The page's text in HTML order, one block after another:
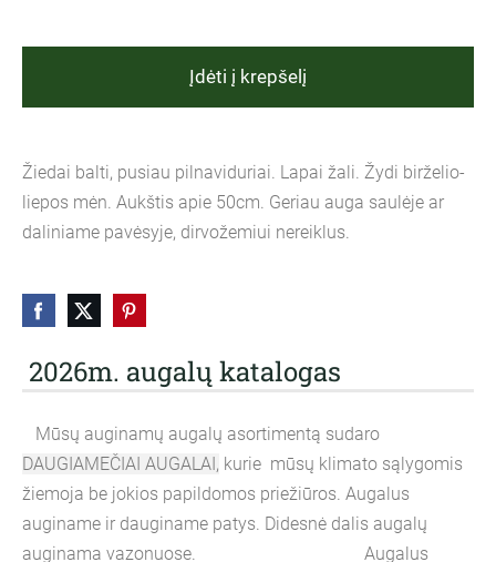
2026m. augalų katalogas
Mūsų auginamų augalų asortimentą sudaro
DAUGIAMEČIAI AUGALAI, kurie mūsų klimato sąlygomis
žiemoja be jokios papildomos priežiūros. Augalus
auginame ir dauginame patys. Didesnė dalis augalų
auginama vazonuose. Augalus
Įdėti į krepšelį
Žiedai balti, pusiau pilnaviduriai. Lapai žali. Žydi birželio-
liepos mėn. Aukštis apie 50cm. Geriau auga saulėje ar
daliniame pavėsyje, dirvožemiui nereiklus.